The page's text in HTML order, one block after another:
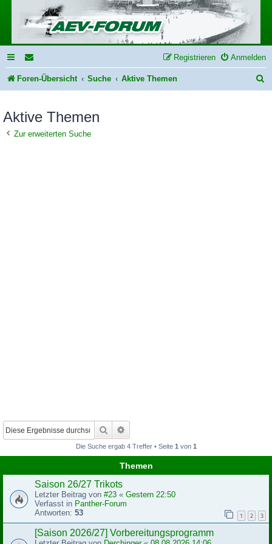
Anmelden
Registrieren
Foren-Übersicht Suche Aktive Themen
Aktive Themen
Zur erweiterten Suche
Suche
Die Suche ergab 4 Treffer • Seite 1 von 1
Themen
Saison 26/27 Trikots
Letzter Beitrag von #23 « Gestern 22:50
Verfasst in Panther-Forum
Antworten: 53 1 2 3
[Saison 2026/27] Vorbereitungsprogramm